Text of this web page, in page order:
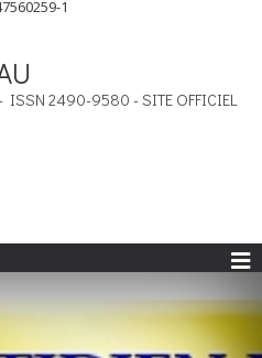
1
2490-9580 - SITE OFFICIEL